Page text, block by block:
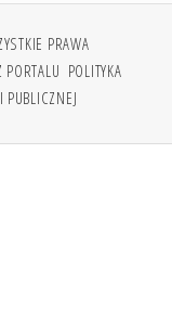
PRAWA
POLITYKA
PUBLICZNEJ